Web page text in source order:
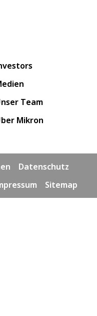
navigation
Team
Mikron
Datenschutz
Sitemap